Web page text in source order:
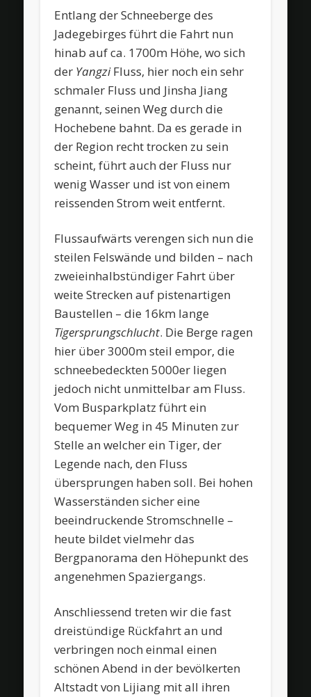
Entlang der Schneeberge des
Jadegebirges führt die Fahrt nun
hinab auf ca. 1700m Höhe, wo sich
der YangziFluss, hier noch ein sehr
schmaler Fluss und Jinsha Jiang
genannt, seinen Weg durch die
Hochebene bahnt. Da es gerade in
der Region recht trocken zu sein
scheint, führt auch der Fluss nur
wenig Wasser und ist von einem
reissenden Strom weit entfernt.
Flussaufwärts verengen sich nun die
steilen Felswände und bilden – nach
zweieinhalbstündiger Fahrt über
weite Strecken auf pistenartigen
Baustellen – die 16km lange
Tigersprungschlucht. Die Berge ragen
hier über 3000m steil empor, die
schneebedeckten 5000er liegen
jedoch nicht unmittelbar am Fluss.
Vom Busparkplatz führt ein
bequemer Weg in 45 Minuten zur
Stelle an welcher ein Tiger, der
Legende nach, den Fluss
übersprungen haben soll. Bei hohen
Wasserständen sicher eine
beeindruckende Stromschnelle –
heute bildet vielmehr das
Bergpanorama den Höhepunkt des
angenehmen Spaziergangs.
Anschliessend treten wir die fast
dreistündige Rückfahrt an und
verbringen noch einmal einen
schönen Abend in der bevölkerten
Altstadt von Lijiang mit all ihren